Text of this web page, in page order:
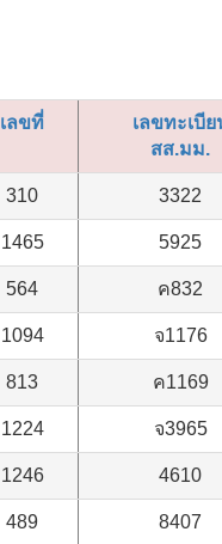
เลขที่
เลขทะเบีย
สส.มม.
310 3322
1465 5925
564 ค832
1094 จ1176
813 ค1169
1224 จ3965
1246 4610
489 8407